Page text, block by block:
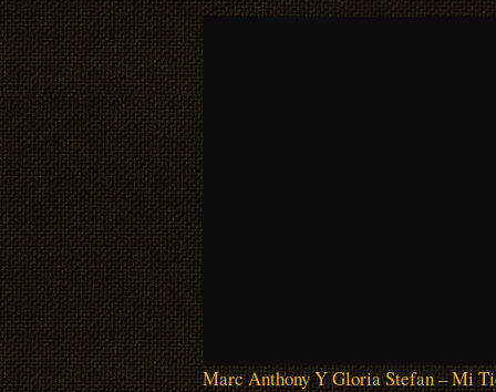
Marc Anthony Y Gloria Stefan – Mi